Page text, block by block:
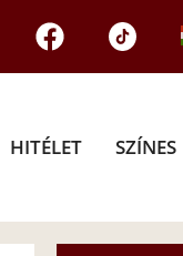
HITÉLET SZÍNES